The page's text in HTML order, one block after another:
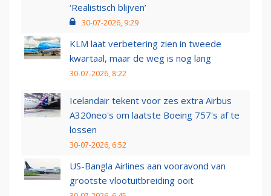
‘Realistisch blijven’
30-07-2026, 9:29
KLM laat verbetering zien in tweede
kwartaal, maar de weg is nog lang
30-07-2026, 8:22
Icelandair tekent voor zes extra Airbus
A320neo's om laatste Boeing 757's af te
lossen
30-07-2026, 6:52
US-Bangla Airlines aan vooravond van
grootste vlootuitbreiding ooit